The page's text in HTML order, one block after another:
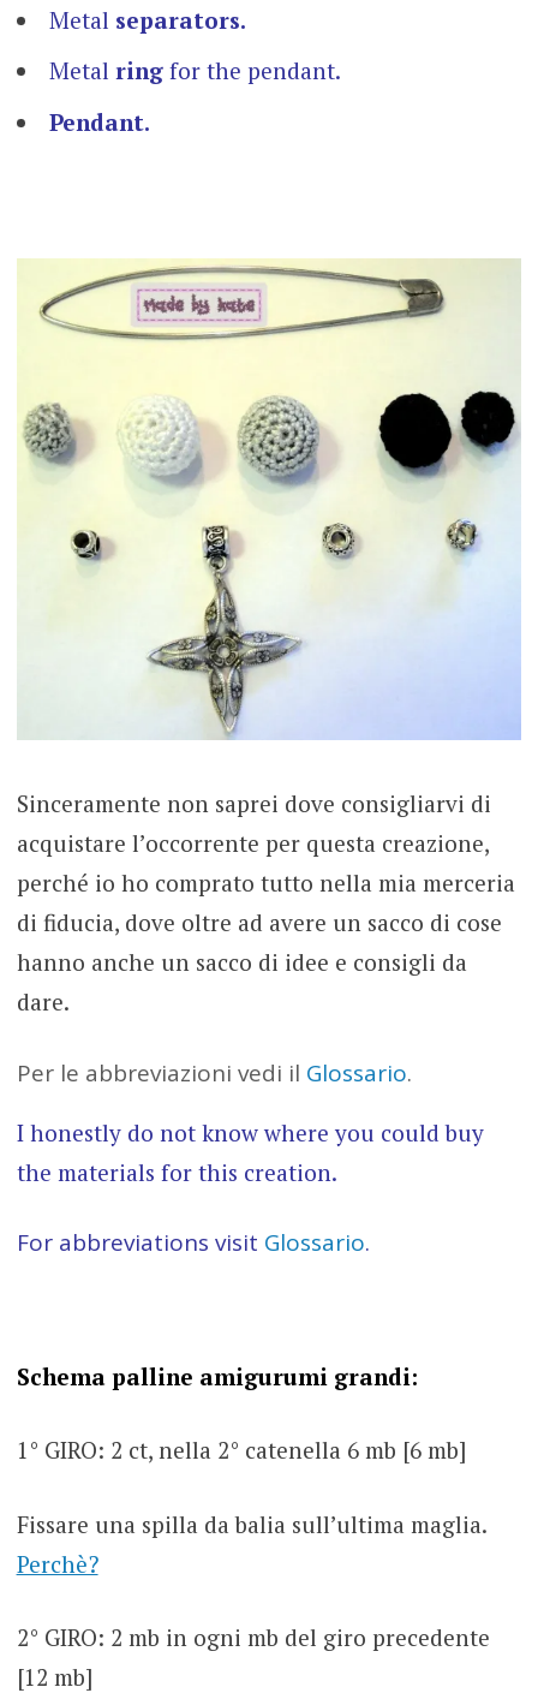
Metal separators.
Metal ringfor the pendant.
Pendant.
Sinceramente non saprei dove consigliarvi di
acquistare l’occorrente per questa creazione,
perché io ho comprato tutto nella mia merceria
di fiducia, dove oltre ad avere un sacco di cose
hanno anche un sacco di idee e consigli da
dare.
Per le abbreviazioni vedi il Glossario.
I honestly do not know where you could buy
the materials for this creation.
For abbreviations visit Glossario.
Schema palline amigurumi grandi:
1° GIRO: 2 ct, nella 2° catenella 6 mb [6 mb]
Fissare una spilla da balia sull’ultima maglia.
Perchè?
2° GIRO: 2 mb in ogni mb del giro precedente
[12 mb]